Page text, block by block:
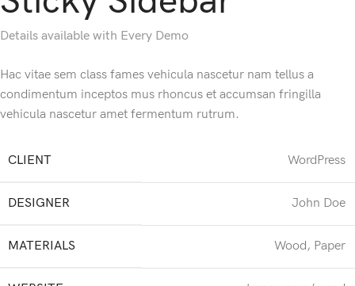
Details available with Every Demo
Hac vitae sem class fames vehicula nascetur nam tellus a
condimentum inceptos mus rhoncus et accumsan fringilla
vehicula nascetur amet fermentum rutrum.
CLIENT WordPress
DESIGNER John Doe
MATERIALS Wood, Paper